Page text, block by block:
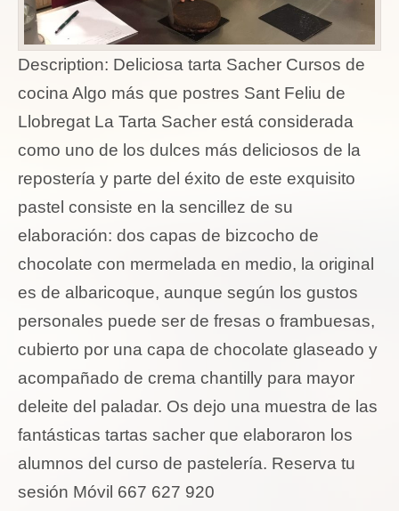
Description: Deliciosa tarta Sacher Cursos de
cocina Algo más que postres Sant Feliu de
Llobregat La Tarta Sacher está considerada
como uno de los dulces más deliciosos de la
repostería y parte del éxito de este exquisito
pastel consiste en la sencillez de su
elaboración: dos capas de bizcocho de
chocolate con mermelada en medio, la original
es de albaricoque, aunque según los gustos
personales puede ser de fresas o frambuesas,
cubierto por una capa de chocolate glaseado y
acompañado de crema chantilly para mayor
deleite del paladar. Os dejo una muestra de las
fantásticas tartas sacher que elaboraron los
alumnos del curso de pastelería. Reserva tu
sesión Móvil 667 627 920